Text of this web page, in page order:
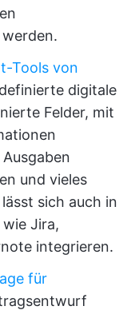
Tools von
digitale
Felder, mit
und vieles
sich auch in
Jira,
integrieren.
für